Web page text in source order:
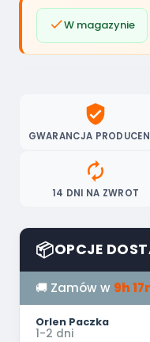
W magazynie
verified_user
GWARANCJA
autorenew
14 DNI NA ZWROT
📦OPCJE
🚚 Zamów w 9h
Orlen Paczka
1-2 dni